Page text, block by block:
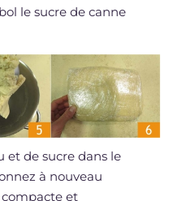
le sucre de canne
et de sucre dans le
à nouveau
et